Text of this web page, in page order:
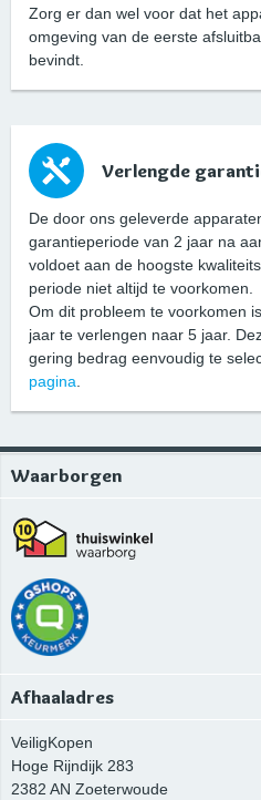
Zorg er dan wel voor dat het
omgeving van de eerste
bevindt.
Verlengde
De door ons geleverde
garantieperiode van 2 jaar na
voldoet aan de hoogste
periode niet altijd te voorkomen.
Om dit probleem te voorkomen
jaar te verlengen naar 5 jaar.
gering bedrag eenvoudig te
pagina
Waarborgen
Afhaaladres
VeiligKopen
Hoge Rijndijk 283
2382 AN Zoeterwoude